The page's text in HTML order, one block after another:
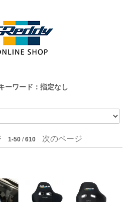
ーワード：指定なし
1-50 /610 次のページ